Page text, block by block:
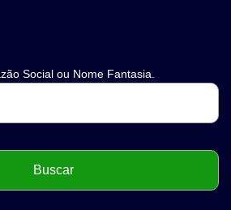
Social ou Nome Fantasia.